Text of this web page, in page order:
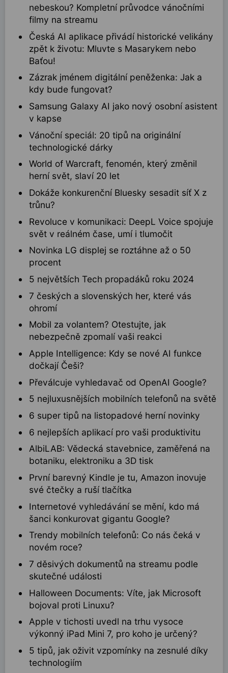
nebeskou? Kompletní průvodce vánočními
filmy na streamu
Česká AI aplikace přivádí historické velikány
zpět k životu: Mluvte s Masarykem nebo
Baťou!
Zázrak jménem digitální peněženka: Jak a
kdy bude fungovat?
Samsung Galaxy AI jako nový osobní asistent
v kapse
Vánoční speciál: 20 tipů na originální
technologické dárky
World of Warcraft, fenomén, který změnil
herní svět, slaví 20 let
Dokáže konkurenční Bluesky sesadit síť X z
trůnu?
Revoluce v komunikaci: DeepL Voice spojuje
svět v reálném čase, umí i tlumočit
Novinka LG displej se roztáhne až o 50
procent
5 největších Tech propadáků roku 2024
7 českých a slovenských her, které vás
ohromí
Mobil za volantem? Otestujte, jak
nebezpečně zpomalí vaši reakci
Apple Intelligence: Kdy se nové AI funkce
dočkají Češi?
Převálcuje vyhledavač od OpenAI Google?
5 nejluxusnějších mobilních telefonů na světě
6 super tipů na listopadové herní novinky
6 nejlepších aplikací pro vaši produktivitu
AlbiLAB: Vědecká stavebnice, zaměřená na
botaniku, elektroniku a 3D tisk
První barevný Kindle je tu, Amazon inovuje
své čtečky a ruší tlačítka
Internetové vyhledávání se mění, kdo má
šanci konkurovat gigantu Google?
Trendy mobilních telefonů: Co nás čeká v
novém roce?
7 děsivých dokumentů na streamu podle
skutečné události
Halloween Documents: Víte, jak Microsoft
bojoval proti Linuxu?
Apple v tichosti uvedl na trhu vysoce
výkonný iPad Mini 7, pro koho je určený?
5 tipů, jak oživit vzpomínky na zesnulé díky
technologiím